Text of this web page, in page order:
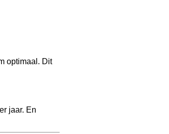
optimaal. Dit
jaar. En